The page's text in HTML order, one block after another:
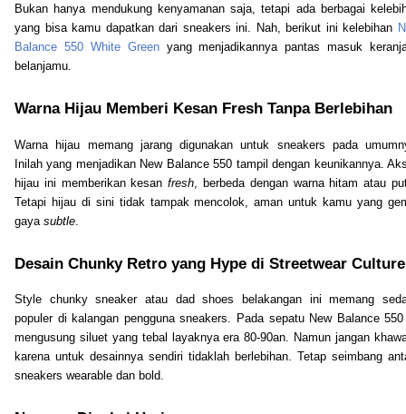
Bukan hanya mendukung kenyamanan saja, tetapi ada berbagai
yang bisa kamu dapatkan dari sneakers ini. Nah, berikut ini kelebihan
Balance 550 White Green yang menjadikannya pantas masuk
belanjamu.
Warna Hijau Memberi Kesan Fresh Tanpa Berlebihan
Warna hijau memang jarang digunakan untuk sneakers pada
Inilah yang menjadikan New Balance 550 tampil dengan keunikannya.
hijau ini memberikan kesanfresh , berbeda dengan warna hitam atau
Tetapi hijau di sini tidak tampak mencolok, aman untuk kamu yang
gaya subtle
Desain Chunky Retro yang Hype di Streetwear Culture
Style chunky sneaker atau dad shoes belakangan ini memang
populer di kalangan pengguna sneakers. Pada sepatu New Balance
mengusung siluet yang tebal layaknya era 80-90an. Namun jangan
karena untuk desainnya sendiri tidaklah berlebihan. Tetap seimbang
sneakers wearable dan bold.